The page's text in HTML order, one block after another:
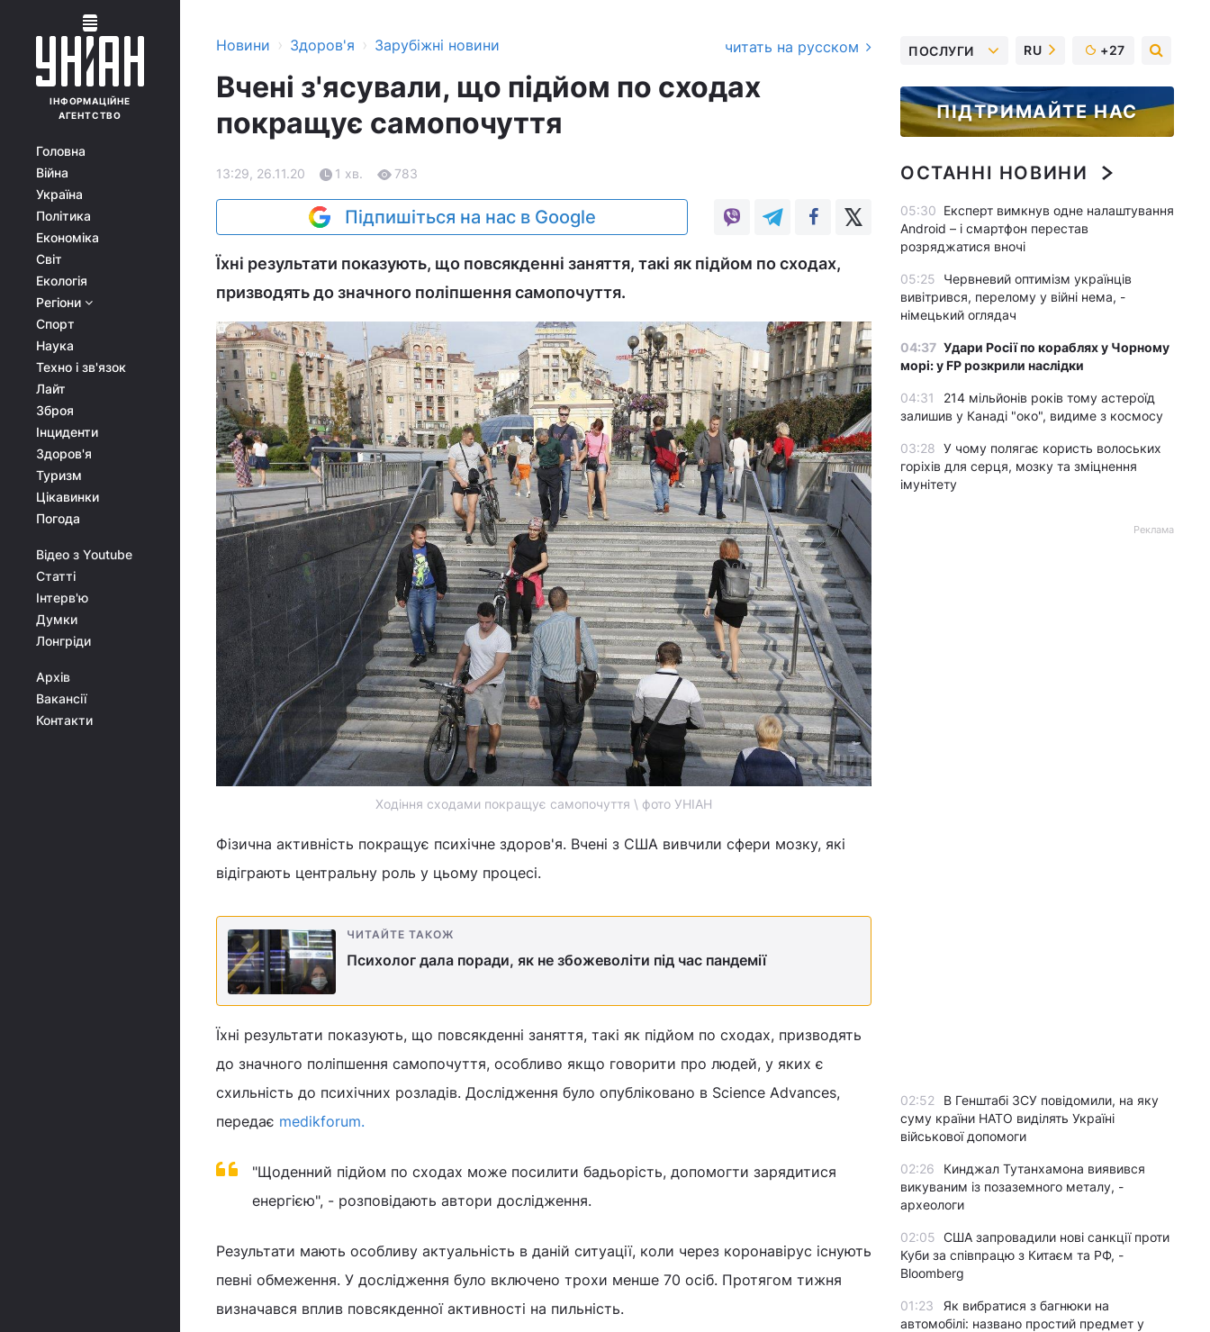
ІНФОРМАЦІЙНЕ
АГЕНТСТВО
Головна
Війна
Україна
Політика
Економіка
Світ
Екологія
Регіони
Спорт
Наука
Техно і зв'язок
Лайт
Зброя
Інциденти
Здоров'я
Туризм
Цікавинки
Погода
Відео з Youtube
Статті
Інтерв'ю
Думки
Лонгріди
Архів
Вакансії
Контакти
Новини › Здоров'я › Зарубіжні новини читать на русском
Вчені з'ясували, що підйом по сходах
покращує самопочуття
13:29, 26.11.20 1 хв. 783
Підпишіться на нас в Google
Їхні результати показують, що повсякденні заняття, такі як підйом по сходах,
призводять до значного поліпшення самопочуття.
Ходіння сходами покращує самопочуття \ фото УНІАН
Фізична активність покращує психічне здоров'я. Вчені з США вивчили сфери мозку, які
відіграють центральну роль у цьому процесі.
ЧИТАЙТЕ ТАКОЖ
Психолог дала поради, як не збожеволіти під час пандемії
Їхні результати показують, що повсякденні заняття, такі як підйом по сходах, призводять
до значного поліпшення самопочуття, особливо якщо говорити про людей, у яких є
схильність до психічних розладів. Дослідження було опубліковано в Science Advances,
передає medikforum.
"Щоденний підйом по сходах може посилити бадьорість, допомогти зарядитися
енергією", - розповідають автори дослідження.
Результати мають особливу актуальність в даній ситуації, коли через коронавірус існують
певні обмеження. У дослідження було включено трохи менше 70 осіб. Протягом тижня
визначався вплив повсякденної активності на пильність.
ПОСЛУГИ RU +27
ПІДТРИМАЙТЕ НАС
ОСТАННІ НОВИНИ
05:30 Експерт вимкнув одне налаштування
Android – і смартфон перестав
розряджатися вночі
05:25
Червневий оптимізм українців
вивітрився, перелому у війні нема, -
німецький оглядач
04:37 Удари Росії по кораблях у Чорному
морі: у FP розкрили наслідки
04:31
214 мільйонів років тому астероїд
залишив у Канаді "око", видиме з космосу
03:28 У чому полягає користь волоських
горіхів для серця, мозку та зміцнення
імунітету
Реклама
02:52
В Генштабі ЗСУ повідомили, на яку
суму країни НАТО виділять Україні
військової допомоги
02:26
Кинджал Тутанхамона виявився
викуваним із позаземного металу, -
археологи
02:05 США запровадили нові санкції проти
Куби за співпрацю з Китаєм та РФ, -
Bloomberg
01:23
Як вибратися з багнюки на
автомобілі: названо простий предмет у